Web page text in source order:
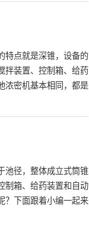
特点就是深锥，设备的
拌装置、控制箱、给药
浓密机基本相同，都是
池径，整体成立式筒锥
制箱、给药装置和自动
？下面跟着小编一起来